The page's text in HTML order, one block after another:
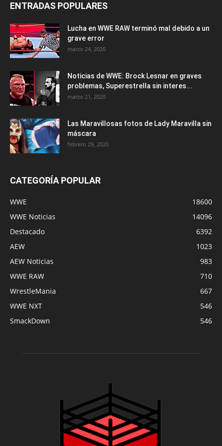
ENTRADAS POPULARES
Lucha en WWE RAW terminó mal debido a un
grave error
marzo 24, 2020
Noticias de WWE: Brock Lesnar en graves
problemas, Superestrella sin interes...
marzo 21, 2020
Las Maravillosas fotos de Lady Maravilla sin
máscara
febrero 29, 2020
CATEGORÍA POPULAR
WWE
18600
WWE Noticias
14096
Destacado
6392
AEW
1023
AEW Noticias
983
WWE RAW
710
WrestleMania
667
WWE NXT
546
SmackDown
546